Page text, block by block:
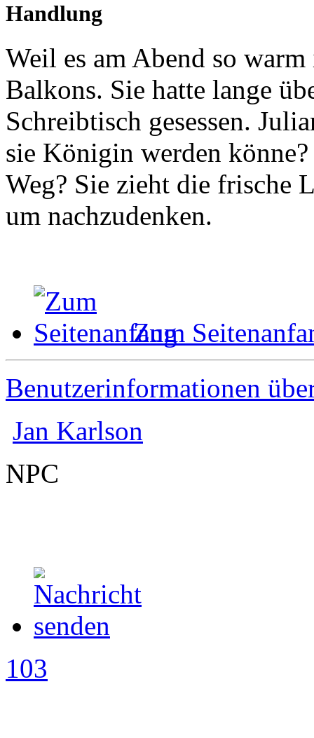
Handlung
Weil es am Abend so
Balkons. Sie hatte lange
Schreibtisch gesessen.
sie Königin werden
Weg? Sie zieht die frische
um nachzudenken.
Zum
Benutzerinformationen
Jan Karlson
NPC
103